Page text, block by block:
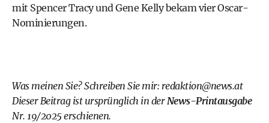
mit Spencer Tracy und Gene Kelly bekam vier Oscar-
Nominierungen.
Was meinen Sie? Schreiben Sie mir: redaktion@news.at
Dieser Beitrag ist ursprünglich in derNews-Printausgabe
Nr. 19/2025 erschienen.